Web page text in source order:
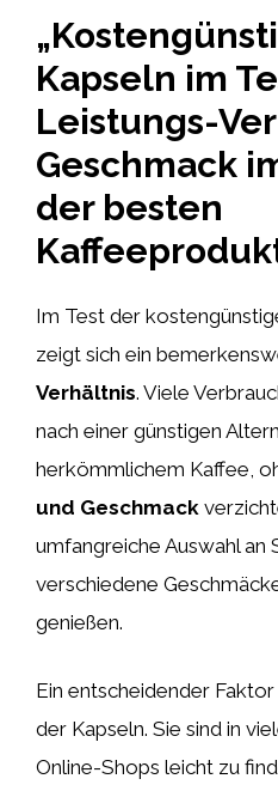
Kapseln im
Leistungs-
Geschmack
der besten
Im Test der
zeigt sich ein
Verhältnis. Viele
nach einer günstigen
herkömmlichem Kaffee,
und Geschmack
umfangreiche Auswahl an
verschiedene
genießen.
Ein entscheidender Faktor
der Kapseln. Sie sind in
Online-Shops leicht zu